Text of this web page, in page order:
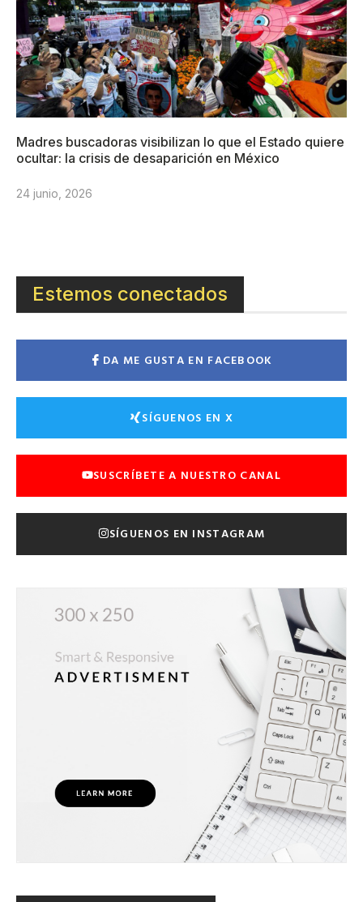
Madres buscadoras visibilizan lo que el Estado quiere
ocultar: la crisis de desaparición en México
24 junio, 2026
Estemos conectados
DA ME GUSTA EN FACEBOOK
SÍGUENOS EN X
SUSCRÍBETE A NUESTRO CANAL
SÍGUENOS EN INSTAGRAM